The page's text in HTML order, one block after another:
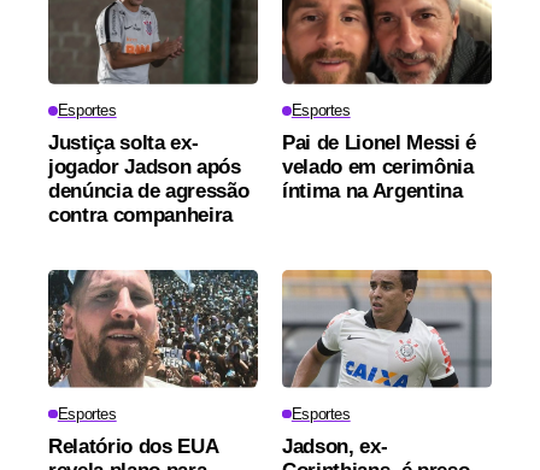
Esportes
Justiça solta ex-
jogador Jadson após
denúncia de agressão
contra companheira
Esportes
Pai de Lionel Messi é
velado em cerimônia
íntima na Argentina
Esportes
Relatório dos EUA
Esportes
Jadson, ex-